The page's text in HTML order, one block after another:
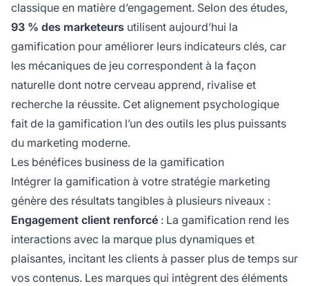
classique en matière d’engagement. Selon des études,
93 % des marketeurs utilisent aujourd’hui la
gamification pour améliorer leurs indicateurs clés, car
les mécaniques de jeu correspondent à la façon
naturelle dont notre cerveau apprend, rivalise et
recherche la réussite. Cet alignement psychologique
fait de la gamification l’un des outils les plus puissants
du marketing moderne.
Les bénéfices business de la gamification
Intégrer la gamification à votre stratégie marketing
génère des résultats tangibles à plusieurs niveaux :
Engagement client renforcé : La gamification rend les
interactions avec la marque plus dynamiques et
plaisantes, incitant les clients à passer plus de temps sur
vos contenus. Les marques qui intègrent des éléments